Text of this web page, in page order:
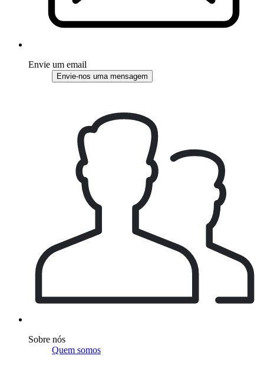
Envie um email
Envie-nos uma mensagem
Sobre nós
Quem somos